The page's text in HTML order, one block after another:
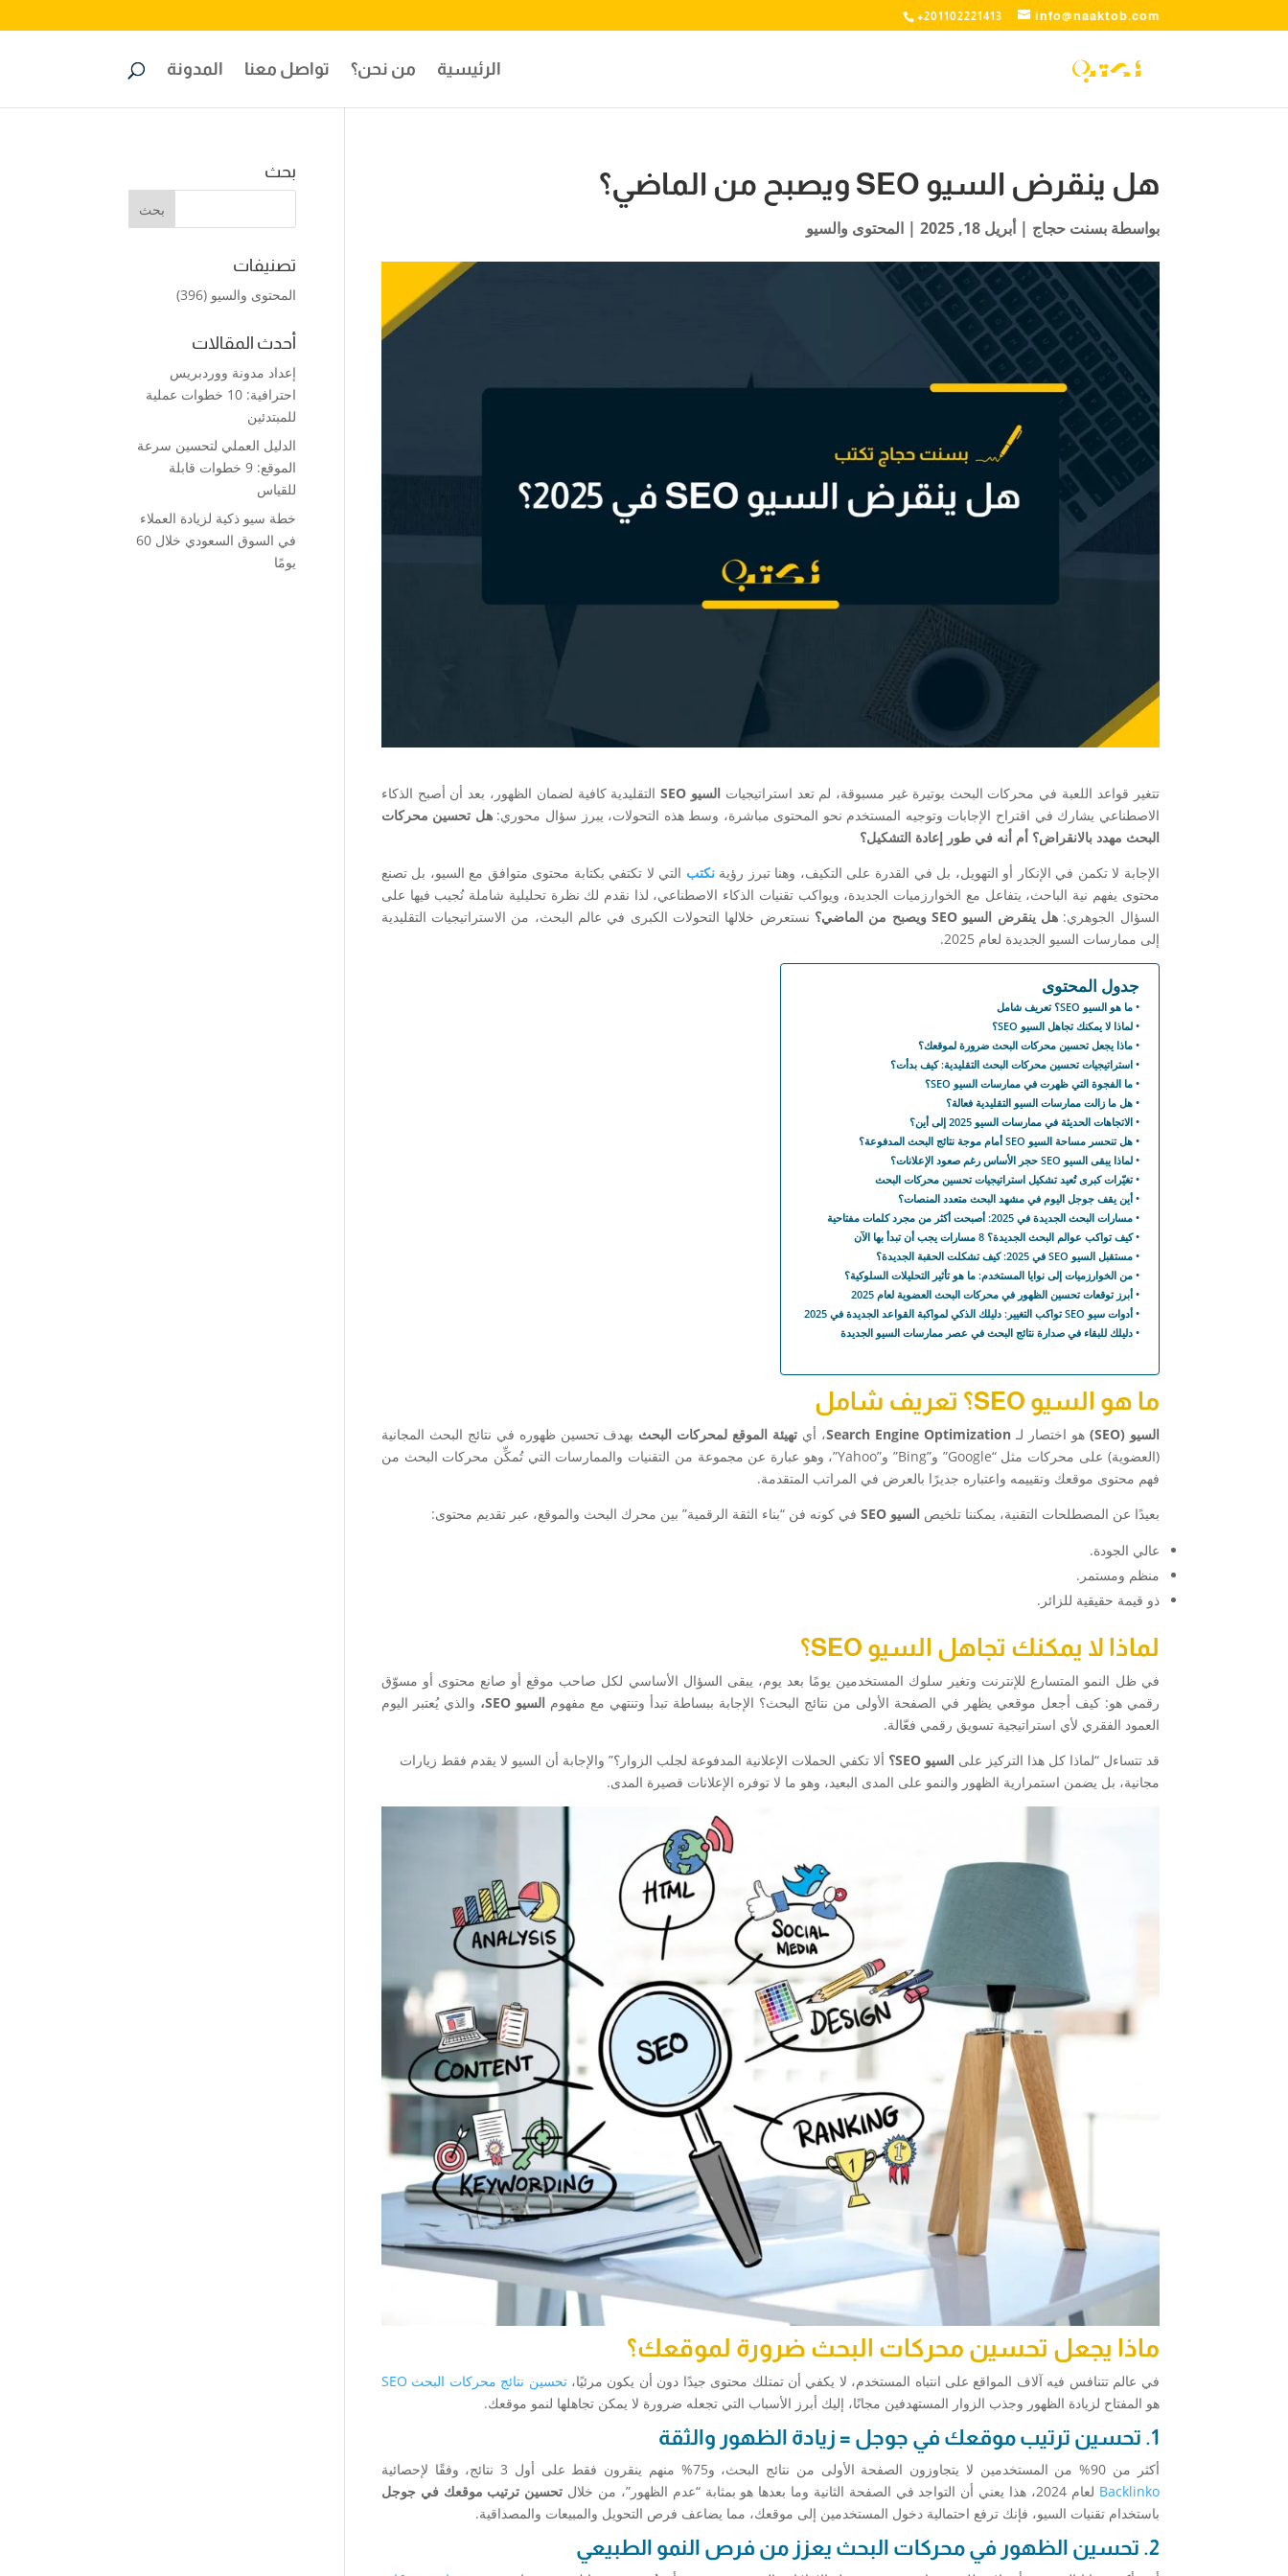
+201102221413 info@naaktob.com
الرئيسية من نحن؟ تواصل معنا المدونة
هل ينقرض السيو SEO ويصبح من الماضي؟
بواسطةبسنت حجاج |أبريل 18, 2025 |المحتوى والسيو
تتغير قواعد اللعبة في محركات البحث بوتيرة غير مسبوقة، لم تعد استراتيجيات السيو SEO
التقليدية كافية لضمان الظهور، بعد أن أصبح الذكاء
الاصطناعي يشارك في اقتراح الإجابات وتوجيه المستخدم نحو المحتوى مباشرة، وسط هذه التحولات، يبرز سؤال محوري:هل تحسين محركات
البحث مهدد بالانقراض؟ أم أنه في طور إعادة التشكيل؟
الإجابة لا تكمن في الإنكار أو التهويل، بل في القدرة على التكيف، وهنا تبرز رؤيةنكتب التي لا تكتفي بكتابة محتوى متوافق مع السيو، بل تصنع
محتوى يفهم نية الباحث، يتفاعل مع الخوارزميات الجديدة، ويواكب تقنيات الذكاء الاصطناعي، لذا نقدم لك نظرة تحليلية شاملة نُجيب فيها على
السؤال الجوهري:هل ينقرض السيو SEO ويصبح من الماضي؟
نستعرض خلالها التحولات الكبرى في عالم البحث، من الاستراتيجيات التقليدية
إلى ممارسات السيو الجديدة لعام 2025.
جدول المحتوى
ما هو السيو SEO؟ تعريف شامل
لماذا لا يمكنك تجاهل السيو SEO؟
ماذا يجعل تحسين محركات البحث ضرورة لموقعك؟
استراتيجيات تحسين محركات البحث التقليدية: كيف بدأت؟
ما الفجوة التي ظهرت في ممارسات السيو SEO؟
هل ما زالت ممارسات السيو التقليدية فعالة؟
الاتجاهات الحديثة في ممارسات السيو 2025 إلى أين؟
هل تنحسر مساحة السيو SEO أمام موجة نتائج البحث المدفوعة؟
لماذا يبقى السيو SEO حجر الأساس رغم صعود الإعلانات؟
تغيّرات كبرى تُعيد تشكيل استراتيجيات تحسين محركات البحث
أين يقف جوجل اليوم في مشهد البحث متعدد المنصات؟
مسارات البحث الجديدة في 2025: أصبحت أكثر من مجرد كلمات مفتاحية
كيف تواكب عوالم البحث الجديدة؟ 8 مسارات يجب أن تبدأ بها الآن
مستقبل السيو SEO في 2025: كيف تشكلت الحقبة الجديدة؟
من الخوارزميات إلى نوايا المستخدم: ما هو تأثير التحليلات السلوكية؟
أبرز توقعات تحسين الظهور في محركات البحث العضوية لعام 2025
أدوات سيو SEO تواكب التغيير: دليلك الذكي لمواكبة القواعد الجديدة في 2025
دليلك للبقاء في صدارة نتائج البحث في عصر ممارسات السيو الجديدة
ما هو السيو SEO؟ تعريف شامل
السيو (SEO) هو اختصار لـ Search Engine Optimization ، أي تهيئة الموقع لمحركات البحث بهدف تحسين ظهوره في نتائج البحث المجانية
(العضوية) على محركات مثل “Google” و”Bing” و”Yahoo”، وهو
عبارة عن مجموعة من التقنيات والممارسات التي تُمكِّن محركات البحث من
فهم محتوى موقعك وتقييمه واعتباره جديرًا بالعرض في المراتب المتقدمة.
بعيدًا عن المصطلحات التقنية، يمكننا تلخيص السيو SEO
في كونه فن “بناء الثقة الرقمية” بين محرك البحث والموقع، عبر تقديم محتوى:
عالي الجودة.
منظم ومستمر.
ذو قيمة حقيقية للزائر.
لماذا لا يمكنك تجاهل السيو SEO؟
في ظل النمو المتسارع للإنترنت وتغير سلوك المستخدمين يومًا بعد يوم، يبقى السؤال الأساسي لكل صاحب موقع أو صانع محتوى أو مسوّق
رقمي هو: كيف أجعل موقعي يظهر في الصفحة الأولى من نتائج البحث؟ الإجابة ببساطة تبدأ وتنتهي مع مفهوم السيو SEO، والذي يُعتبر اليوم
العمود الفقري لأي استراتيجية تسويق رقمي فعّالة.
قد تتساءل “لماذا كل هذا التركيز على السيو SEO؟
ألا تكفي الحملات الإعلانية المدفوعة لجلب الزوار؟” والإجابة أن السيو لا يقدم فقط زيارات
مجانية، بل يضمن استمرارية الظهور والنمو على المدى البعيد، وهو ما لا توفره الإعلانات قصيرة المدى.
ماذا يجعل تحسين محركات البحث ضرورة لموقعك؟
في عالم تتنافس فيه آلاف المواقع على انتباه المستخدم، لا يكفي أن تمتلك محتوى جيدًا دون أن يكون مرئيًا،تحسين نتائج محركات البحث SEO
هو المفتاح لزيادة الظهور وجذب الزوار المستهدفين مجانًا، إليك أبرز الأسباب التي تجعله ضرورة لا يمكن تجاهلها لنمو موقعك.
1. تحسين ترتيب موقعك في جوجل = زيادة الظهور والثقة
أكثر من 90% من المستخدمين لا يتجاوزون الصفحة الأولى من نتائج البحث، و75% منهم ينقرون فقط على أول 3 نتائج، وفقًا لإحصائية
Backlinko لعام 2024، هذا يعني أن التواجد في الصفحة الثانية وما بعدها هو بمثابة “عدم الظهور”، من خلال
تحسين ترتيب موقعك في جوجل
باستخدام تقنيات السيو، فإنك ترفع احتمالية دخول المستخدمين إلى موقعك، مما يضاعف فرص التحويل والمبيعات والمصداقية.
2. تحسين الظهور في محركات البحث يعزز من فرص النمو الطبيعي
بحث
تصنيفات
المحتوى والسيو (396)
أحدث المقالات
إعداد مدونة ووردبريس
احترافية: 10 خطوات عملية
للمبتدئين
الدليل العملي لتحسين سرعة
الموقع: 9 خطوات قابلة
للقياس
خطة سيو ذكية لزيادة العملاء
في السوق السعودي خلال 60
يومًا